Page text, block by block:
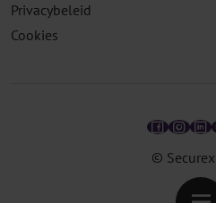
© Securex
Privacybeleid
Cookies